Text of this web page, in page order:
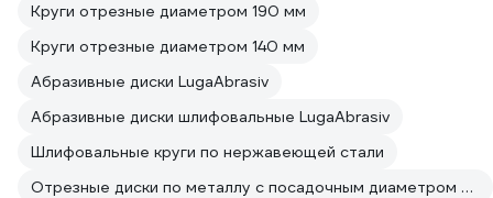
Круги отрезные диаметром 190 мм
Круги отрезные диаметром 140 мм
Абразивные диски LugaAbrasiv
Абразивные диски шлифовальные LugaAbrasiv
Шлифовальные круги по нержавеющей стали
Отрезные диски по металлу с посадочным диаметром 22 мм